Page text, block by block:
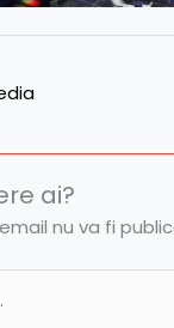
ai?
nu va fi